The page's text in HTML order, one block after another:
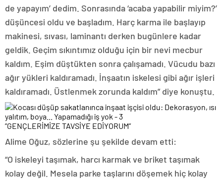
de yapayım’ dedim. Sonrasında ‘acaba yapabilir miyim?’
düşüncesi oldu ve başladım. Harç karma ile başlayıp
makinesi, sıvası, laminantı derken bugünlere kadar
geldik. Geçim sıkıntımız olduğu için bir nevi mecbur
kaldım. Eşim düştükten sonra çalışamadı. Vücudu bazı
ağır yükleri kaldıramadı. İnşaatın iskelesi gibi ağır işleri
kaldıramadı. Üstlenmek zorunda kaldım” diye konuştu.
”GENÇLERİMİZE TAVSİYE EDİYORUM”
Alime Oğuz, sözlerine şu şekilde devam etti:
“O iskeleyi taşımak, harcı karmak ve briket taşımak
kolay değil. Mesela parke taşlarını döşemek hiç kolay